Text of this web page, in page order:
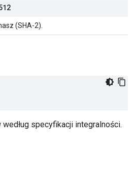
(SHA-2).
specyfikacji integralności.